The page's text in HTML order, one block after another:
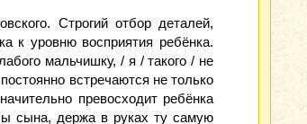
Строгий отбор деталей,
к уровню восприятия ребёнка.
мальчишку, / я / такого / не
встречаются не только
превосходит ребёнка
сына, держа в руках ту самую